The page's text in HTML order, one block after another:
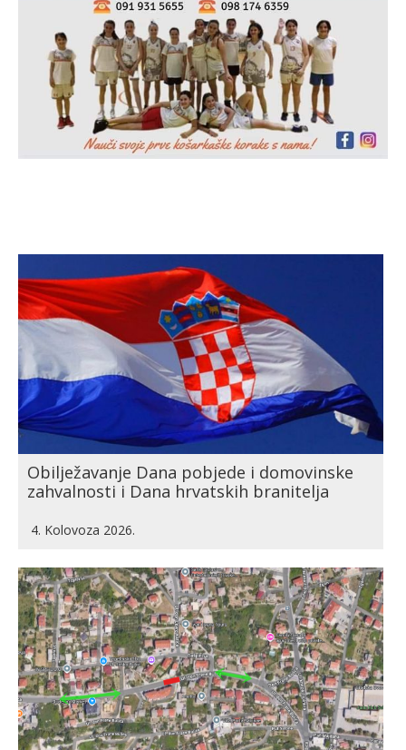
Obilježavanje Dana pobjede i domovinske
zahvalnosti i Dana hrvatskih branitelja
4. Kolovoza 2026.